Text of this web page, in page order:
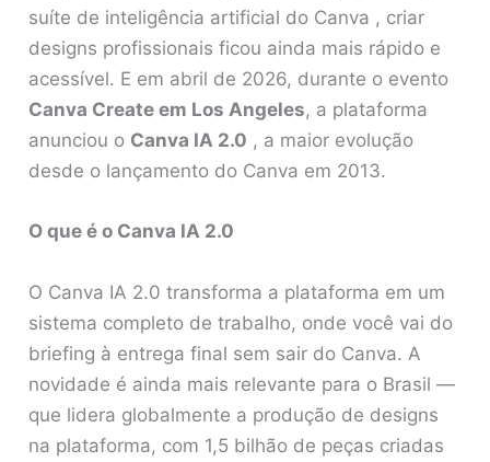
suíte de inteligência artificial do Canva , criar
designs profissionais ficou ainda mais rápido e
acessível. E em abril de 2026, durante o evento
Canva Create em Los Angeles, a plataforma
anunciou o Canva IA 2.0 , a maior evolução
desde o lançamento do Canva em 2013.
O que é o Canva IA 2.0
O Canva IA 2.0 transforma a plataforma em um
sistema completo de trabalho, onde você vai do
briefing à entrega final sem sair do Canva. A
novidade é ainda mais relevante para o Brasil —
que lidera globalmente a produção de designs
na plataforma, com 1,5 bilhão de peças criadas